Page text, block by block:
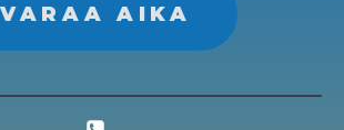
VARAA AIKA